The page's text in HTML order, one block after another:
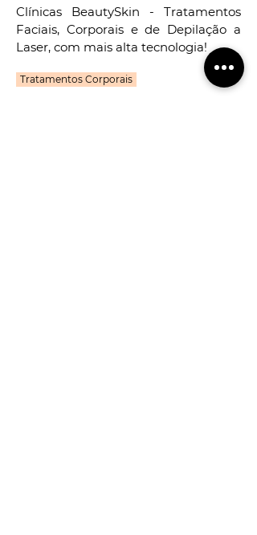
Clínicas BeautySkin - Tratamentos
Faciais, Corporais e de Depilação a
Laser, com mais alta tecnologia!
Tratamentos Corporais